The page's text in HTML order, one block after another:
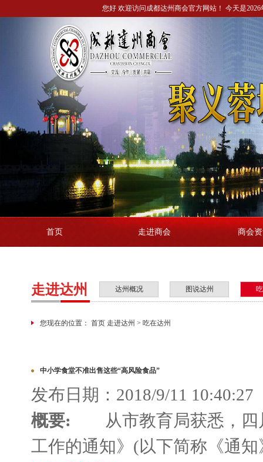
您好 欢迎访问成都达州商会官方网站！ 今天是
首页 走进商会 商会
走进达州 达州概况 图说达州
您现在的位置： 首页 走进达州 > 吃在达州
中小学食堂不准出售这些“高风险食品”
发布日期：2018/9/11 10:40:27
概要: 从市教育局获悉，四
工作的通知》(以下简称《通知